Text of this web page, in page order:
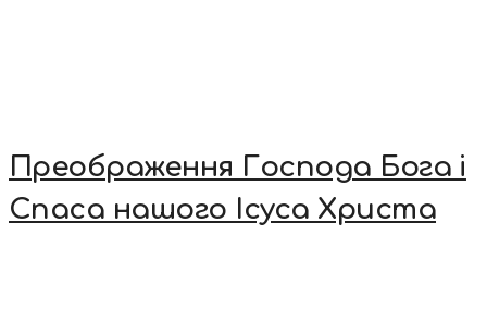
Преображення Господа Бога і
Спаса нашого Ісуса Христа